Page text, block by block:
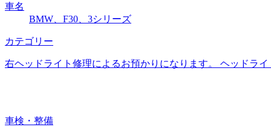
車名
BMW、F30、3シリーズ
カテゴリー
右ヘッドライト修理によるお預かりになります。 ヘッドラ
車検・整備